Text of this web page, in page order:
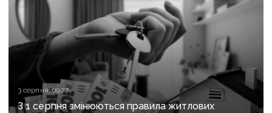
3 серпня, 09:27
З 1 серпня змінюються правила житлових